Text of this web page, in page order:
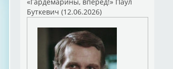
Буткевич (12.06.2026)